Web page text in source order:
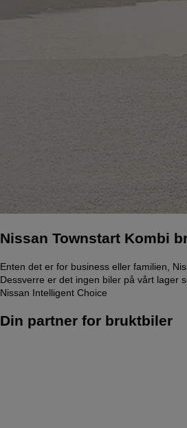
Nissan Townstart Kombi
Enten det er for business eller familien,
Dessverre er det ingen biler på vårt lager
Nissan Intelligent Choice
Din partner for bruktbiler